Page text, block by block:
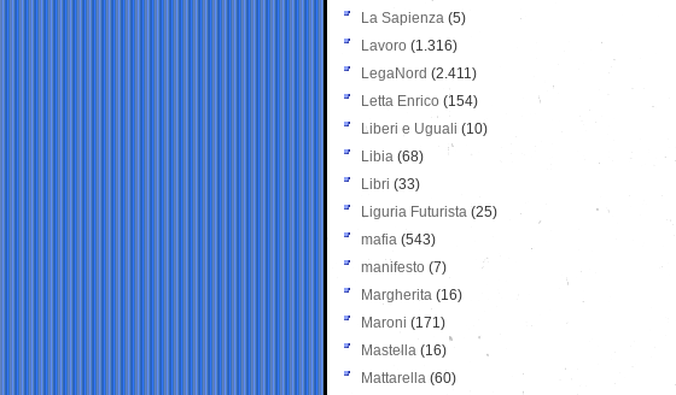
La Sapienza (5)
Lavoro (1.316)
LegaNord (2.411)
Letta Enrico (154)
Liberi e Uguali (10)
Libia (68)
Libri (33)
Liguria Futurista (25)
mafia (543)
manifesto (7)
Margherita (16)
Maroni (171)
Mastella (16)
Mattarella (60)